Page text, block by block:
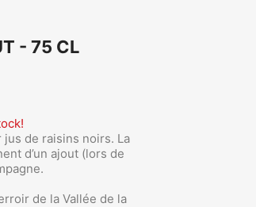
- 75 CL
de raisins noirs. La
d’un ajout (lors de
de la Vallée de la